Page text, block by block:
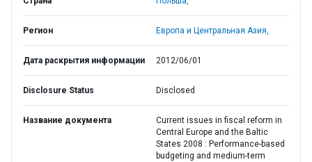
Регион Европа и Центральная Азия,
Дата раскрытия информации 2012/06/01
Disclosure Status Disclosed
Название документа
Current issues in fiscal reform in
Central Europe and the Baltic
States 2008 : Performance-based
budgeting and medium-term